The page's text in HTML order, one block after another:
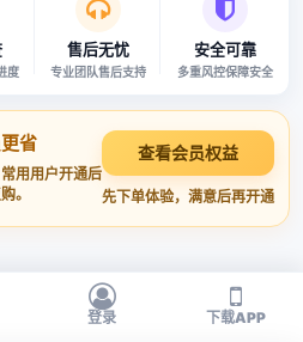
度
售后无忧
专业团队售后支持
安全可靠
多重风控保障安全
省
用用户开通后
。
查看会员权益
先下单体验，满意后再开通
登录 下载APP